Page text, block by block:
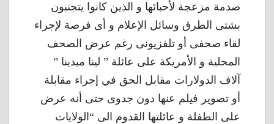
صدمة مزعجة لأحبائها و الذين كانوا يتجنبون
بشتى الطرق وسائل الإعلام و أى فرصة لإجراء
لقاء صحفى أو تلفزيونى رغم عرض الصحف
المحلية و الأمريكة على عائلة ” لينا ميدينا ”
آلاف الدولارات مقابل الحق في إجراء مقابلة
أو تصوير فيلم عنها دون جدوى حتى أنه عرض
على الطفلة و عائلتها القدوم الى “الولايات